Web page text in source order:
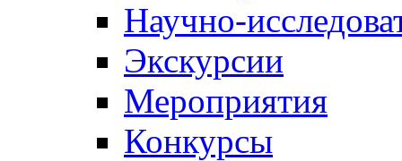
Научно-
Экскурсии
Мероприятия
Конкурсы